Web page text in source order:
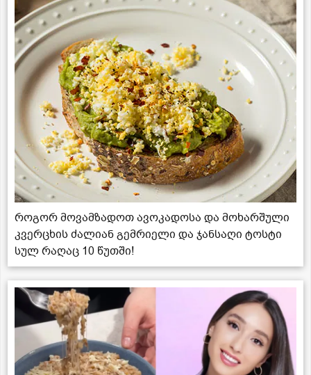
როგორ მოვამზადოთ ავოკადოსა და მოხარშული
კვერცხის ძალიან გემრიელი და ჯანსაღი ტოსტი
სულ რაღაც 10 წუთში!